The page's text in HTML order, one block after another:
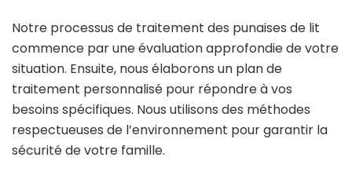
Notre processus de traitement des punaises de lit
commence par une évaluation approfondie de votre
situation. Ensuite, nous élaborons un plan de
traitement personnalisé pour répondre à vos
besoins spécifiques. Nous utilisons des méthodes
respectueuses de l’environnement pour garantir la
sécurité de votre famille.